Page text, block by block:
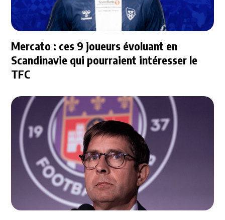
Mercato : ces 9 joueurs évoluant en
Scandinavie qui pourraient intéresser le
TFC